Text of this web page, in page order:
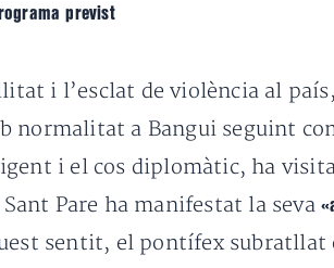
previst
i l’esclat de violència al
normalitat a Bangui seguint
i el cos diplomàtic, ha
Pare ha manifestat la seva
sentit, el pontífex subratllat